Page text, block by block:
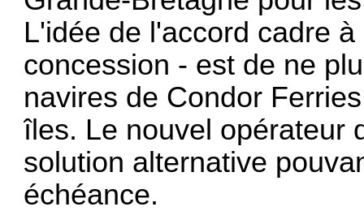
L'idée de l'accord cadre
concession - est de ne
navires de Condor
îles. Le nouvel opérateur
solution alternative
échéance.